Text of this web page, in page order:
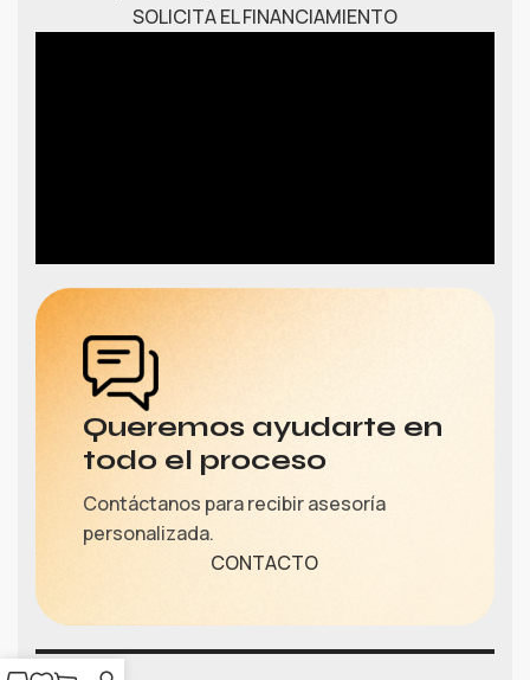
SOLICITA EL FINANCIAMIENTO
Queremos ayudarte en
todo el proceso
Contáctanos para recibir asesoría
personalizada.
CONTACTO